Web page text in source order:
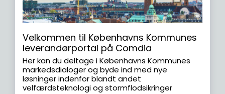
Velkommen til Københavns Kommunes
leverandørportal på Comdia
Her kan du deltage i Københavns Kommunes
markedsdialoger og byde ind med nye
løsninger indenfor blandt andet
velfærdsteknologi og stormflodsikringer